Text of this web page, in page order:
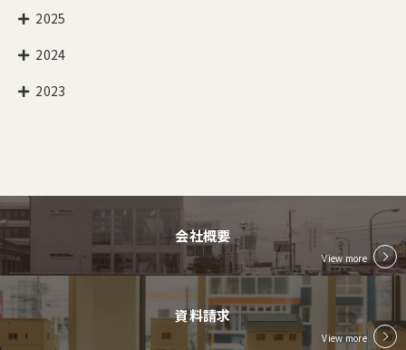
2025
2024
2023
会社概要
View more
資料請求
View more